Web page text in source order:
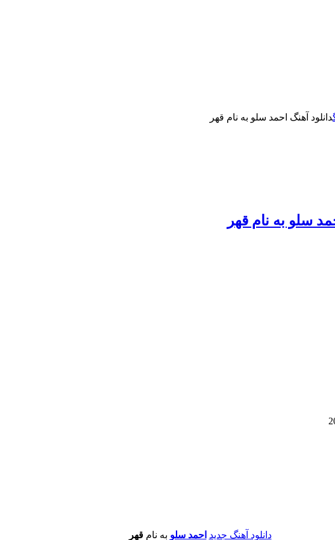
دانلود آهنگ احمد سلو به نام قهر
سلو به نام قهر
دانلود آهنگ جدید احمد سلو به نامقهر